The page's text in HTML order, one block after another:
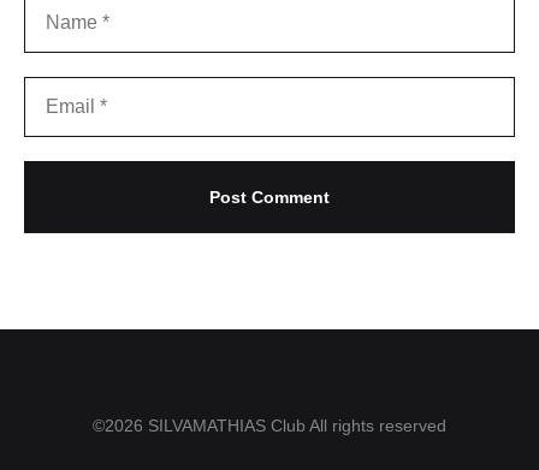
©2026 SILVAMATHIAS Club All rights reserved